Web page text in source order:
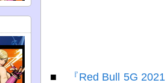
■
『Red Bull 5G